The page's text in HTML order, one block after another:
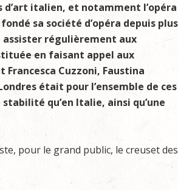
italien, et notamment l’opéra
sa société d’opéra depuis plus
assister régulièrement aux
en faisant appel aux
Cuzzoni, Faustina
était pour l’ensemble de ces
qu’en Italie, ainsi qu’une
pour le grand public, le creuset des